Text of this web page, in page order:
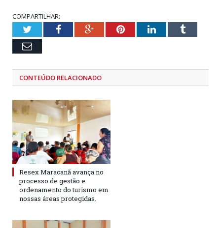
COMPARTILHAR:
TwitterFacebookGoogle+PinterestLinkedInTumblr
Email
CONTEÚDO RELACIONADO
Resex Maracanã avança no
processo de gestão e
ordenamento do turismo em
nossas áreas protegidas.